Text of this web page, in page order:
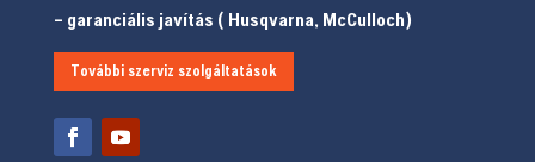
– garanciális javítás ( Husqvarna, McCulloch)
További szerviz szolgáltatások